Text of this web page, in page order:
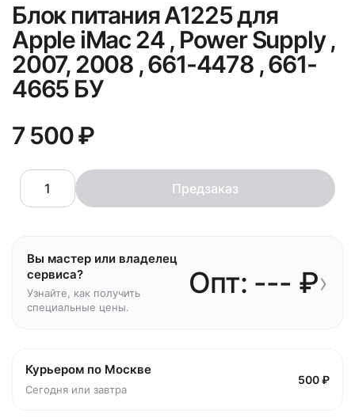
Блок питания A1225 для
Apple iMac 24 , Power Supply ,
2007, 2008 , 661-4478 , 661-
4665 БУ
7 500 ₽
Предзаказ
Вы мастер или владелец
сервиса?
Узнайте, как получить
специальные цены.
Опт: --- ₽›
Курьером по Москве
Сегодня или завтра
500 ₽